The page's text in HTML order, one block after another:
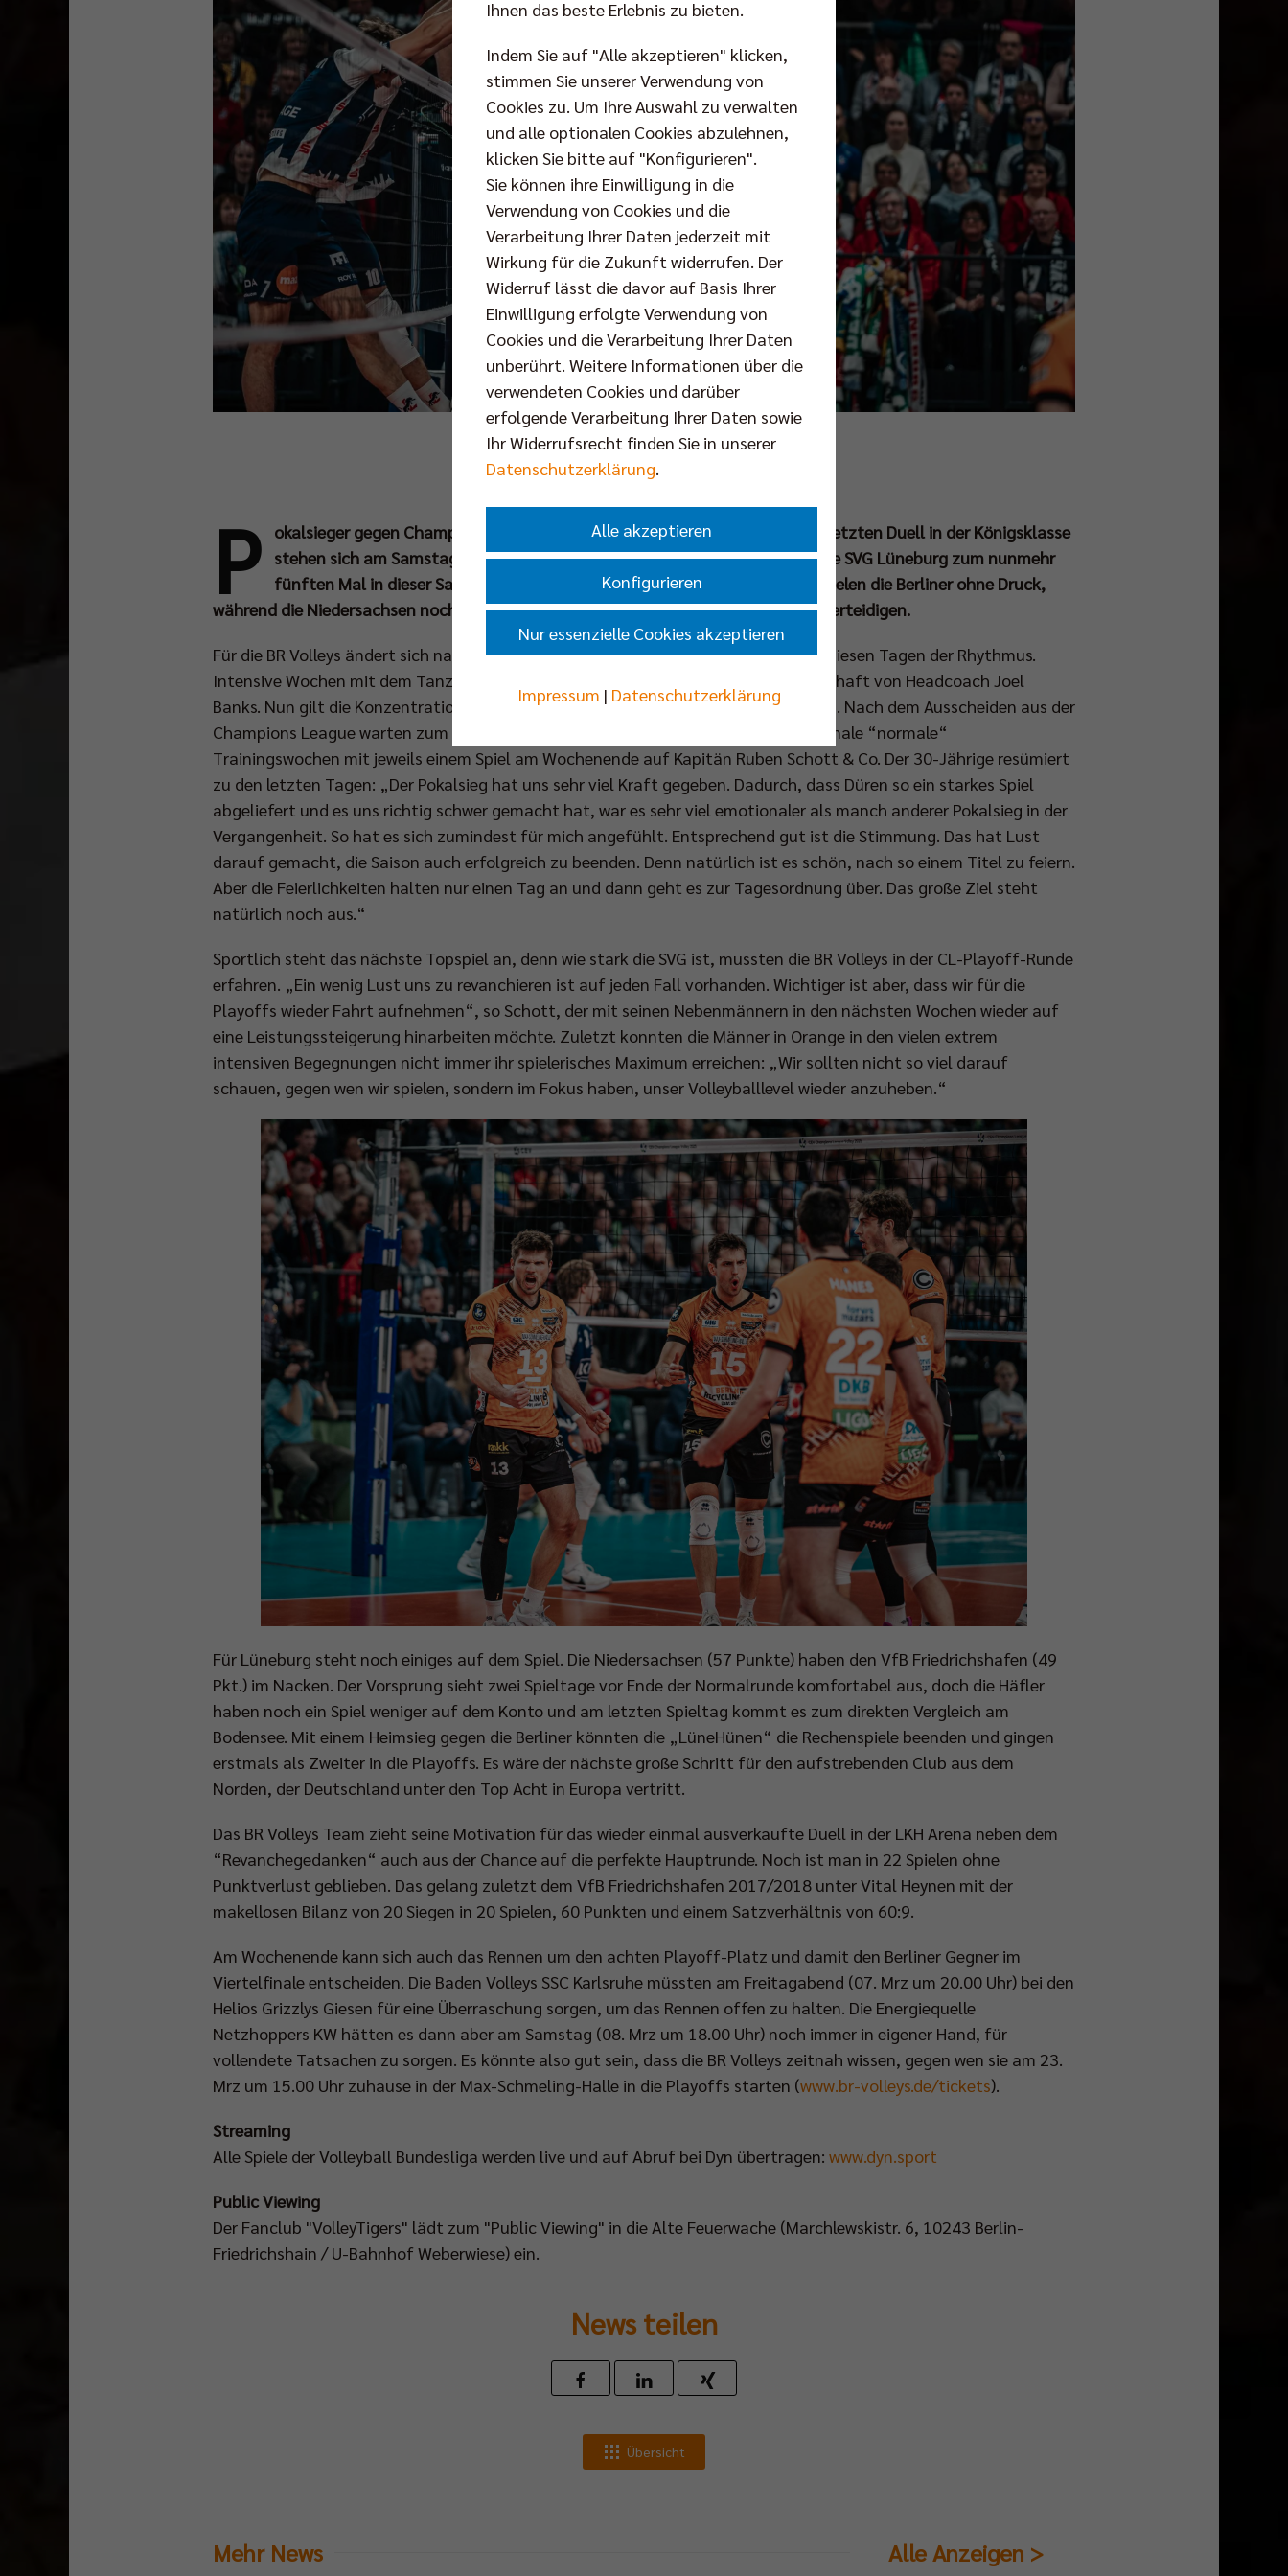
Fotos: Justus Stegemann
P
okalsieger gegen Champions-League-Viertelfinalist: Zehn Tage nach dem letzten Duell in der Königsklasse
stehen sich am Samstagabend (08. Mrz um 19.00 Uhr) die BR Volleys und die SVG Lüneburg zum nunmehr
fünften Mal in dieser Saison gegenüber. In der ausverkauften LKH Arena spielen die Berliner ohne Druck,
während die Niedersachsen noch darum kämpfen, ihren zweiten Tabellenplatz zu verteidigen.
Für die BR Volleys ändert sich nach dem achten Pokalsieg der Vereinsgeschichte in diesen Tagen der Rhythmus.
Intensive Wochen mit dem Tanz auf mehreren Hochzeiten liegen hinter der Mannschaft von Headcoach Joel
Banks. Nun gilt die Konzentration einzig und allein der Meisterschaftsentscheidung. Nach dem Ausscheiden aus der
Champions League warten zum Abschluss der Hauptrunde und im Playoff-Viertelfinale “normale“
Trainingswochen mit jeweils einem Spiel am Wochenende auf Kapitän Ruben Schott & Co. Der 30-Jährige resümiert
zu den letzten Tagen: „Der Pokalsieg hat uns sehr viel Kraft gegeben. Dadurch, dass Düren so ein starkes Spiel
abgeliefert und es uns richtig schwer gemacht hat, war es sehr viel emotionaler als manch anderer Pokalsieg in der
Vergangenheit. So hat es sich zumindest für mich angefühlt. Entsprechend gut ist die Stimmung. Das hat Lust
darauf gemacht, die Saison auch erfolgreich zu beenden. Denn natürlich ist es schön, nach so einem Titel zu feiern.
Aber die Feierlichkeiten halten nur einen Tag an und dann geht es zur Tagesordnung über. Das große Ziel steht
natürlich noch aus.“
Sportlich steht das nächste Topspiel an, denn wie stark die SVG ist, mussten die BR Volleys in der CL-Playoff-Runde
erfahren. „Ein wenig Lust uns zu revanchieren ist auf jeden Fall vorhanden. Wichtiger ist aber, dass wir für die
Playoffs wieder Fahrt aufnehmen“, so Schott, der mit seinen Nebenmännern in den nächsten Wochen wieder auf
eine Leistungssteigerung hinarbeiten möchte. Zuletzt konnten die Männer in Orange in den vielen extrem
intensiven Begegnungen nicht immer ihr spielerisches Maximum erreichen: „Wir sollten nicht so viel darauf
schauen, gegen wen wir spielen, sondern im Fokus haben, unser Volleyballlevel wieder anzuheben.“
Für Lüneburg steht noch einiges auf dem Spiel. Die Niedersachsen (57 Punkte) haben den VfB Friedrichshafen (49
Pkt.) im Nacken. Der Vorsprung sieht zwei Spieltage vor Ende der Normalrunde komfortabel aus, doch die Häfler
haben noch ein Spiel weniger auf dem Konto und am letzten Spieltag kommt es zum direkten Vergleich am
Bodensee. Mit einem Heimsieg gegen die Berliner könnten die „LüneHünen“ die Rechenspiele beenden und gingen
erstmals als Zweiter in die Playoffs. Es wäre der nächste große Schritt für den aufstrebenden Club aus dem
Norden, der Deutschland unter den Top Acht in Europa vertritt.
Das BR Volleys Team zieht seine Motivation für das wieder einmal ausverkaufte Duell in der LKH Arena neben dem
“Revanchegedanken“ auch aus der Chance auf die perfekte Hauptrunde. Noch ist man in 22 Spielen ohne
Punktverlust geblieben. Das gelang zuletzt dem VfB Friedrichshafen 2017/2018 unter Vital Heynen mit der
makellosen Bilanz von 20 Siegen in 20 Spielen, 60 Punkten und einem Satzverhältnis von 60:9.
Am Wochenende kann sich auch das Rennen um den achten Playoff-Platz und damit den Berliner Gegner im
Viertelfinale entscheiden. Die Baden Volleys SSC Karlsruhe müssten am Freitagabend (07. Mrz um 20.00 Uhr) bei den
Helios Grizzlys Giesen für eine Überraschung sorgen, um das Rennen offen zu halten. Die Energiequelle
Netzhoppers KW hätten es dann aber am Samstag (08. Mrz um 18.00 Uhr) noch immer in eigener Hand, für
vollendete Tatsachen zu sorgen. Es könnte also gut sein, dass die BR Volleys zeitnah wissen, gegen wen sie am 23.
Mrz um 15.00 Uhr zuhause in der Max-Schmeling-Halle in die Playoffs starten (www.br-volleys.de/tickets).
Streaming
Alle Spiele der Volleyball Bundesliga werden live und auf Abruf bei Dyn übertragen: www.dyn.sport
Public Viewing
Der Fanclub "VolleyTigers" lädt zum "Public Viewing" in die Alte Feuerwache (Marchlewskistr. 6, 10243 Berlin-
Friedrichshain / U-Bahnhof Weberwiese) ein.
News teilen
Übersicht
Mehr News Alle Anzeigen >
Ihnen das beste Erlebnis zu bieten.
Indem Sie auf "Alle akzeptieren" klicken,
stimmen Sie unserer Verwendung von
Cookies zu. Um Ihre Auswahl zu verwalten
und alle optionalen Cookies abzulehnen,
klicken Sie bitte auf "Konfigurieren".
Sie können ihre Einwilligung in die
Verwendung von Cookies und die
Verarbeitung Ihrer Daten jederzeit mit
Wirkung für die Zukunft widerrufen. Der
Widerruf lässt die davor auf Basis Ihrer
Einwilligung erfolgte Verwendung von
Cookies und die Verarbeitung Ihrer Daten
unberührt. Weitere Informationen über die
verwendeten Cookies und darüber
erfolgende Verarbeitung Ihrer Daten sowie
Ihr Widerrufsrecht finden Sie in unserer
Datenschutzerklärung.
Alle akzeptieren
Konfigurieren
Nur essenzielle Cookies akzeptieren
Impressum | Datenschutzerklärung